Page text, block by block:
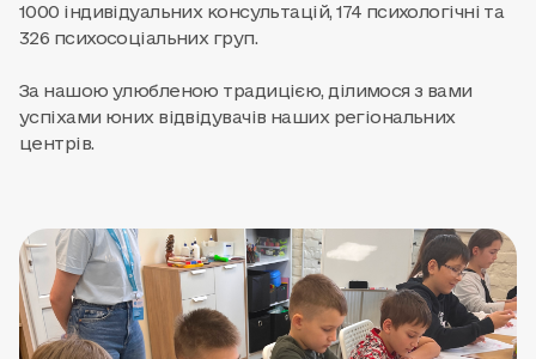
1000 індивідуальних консультацій, 174 психологічні та
326 психосоціальних груп.
За нашою улюбленою традицією, ділимося з вами
успіхами юних відвідувачів наших регіональних
центрів.